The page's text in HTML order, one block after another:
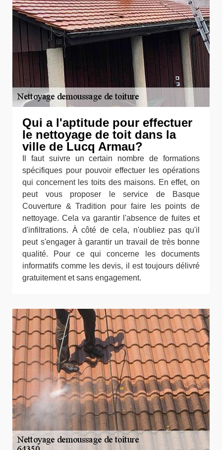
Qui a l'aptitude pour effectuer
le nettoyage de toit dans la
ville de Lucq Armau?
Il faut suivre un certain nombre de formations
spécifiques pour pouvoir effectuer les opérations
qui concernent les toits des maisons. En effet, on
peut vous proposer le service de Basque
Couverture & Tradition pour faire les points de
nettoyage. Cela va garantir l'absence de fuites et
d'infiltrations. À côté de cela, n'oubliez pas qu'il
peut s'engager à garantir un travail de très bonne
qualité. Pour ce qui concerne les documents
informatifs comme les devis, il est toujours délivré
gratuitement et sans engagement.